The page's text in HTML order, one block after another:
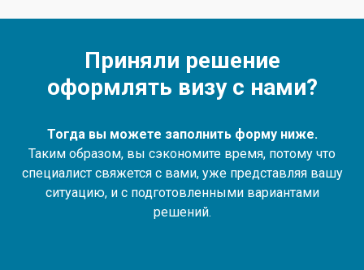
Приняли решение
оформлять визу с нами?
Тогда вы можете заполнить форму ниже.
Таким образом, вы сэкономите время, потому что
специалист свяжется с вами, уже представляя вашу
ситуацию, и с подготовленными вариантами
решений.